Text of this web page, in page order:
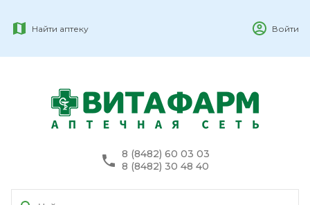
Найти аптеку Войти
8 (8482) 60 03 03
8 (8482) 30 48 40